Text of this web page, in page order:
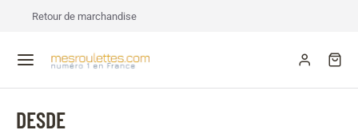
Retour de marchandise
DESDE